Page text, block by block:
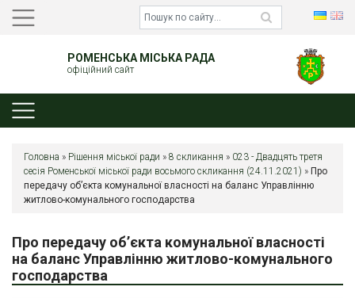
РОМЕНСЬКА МІСЬКА РАДА
офіційний сайт
Головна » Рішення міської ради » 8 скликання » 023 - Двадцять третя
сесія Роменської міської ради восьмого скликання (24.11.2021) » Про
передачу об’єкта комунальної власності на баланс Управлінню
житлово-комунального господарства
Про передачу об’єкта комунальної власності
на баланс Управлінню житлово-комунального
господарства